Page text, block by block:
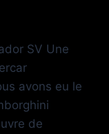
SV Une
avons eu le
de